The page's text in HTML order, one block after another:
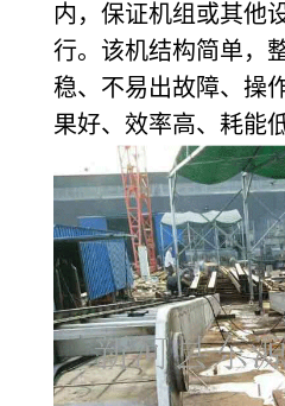
内，保证机组或其他
行。该机结构简单，
稳、不易出故障、操
果好、效率高、耗能